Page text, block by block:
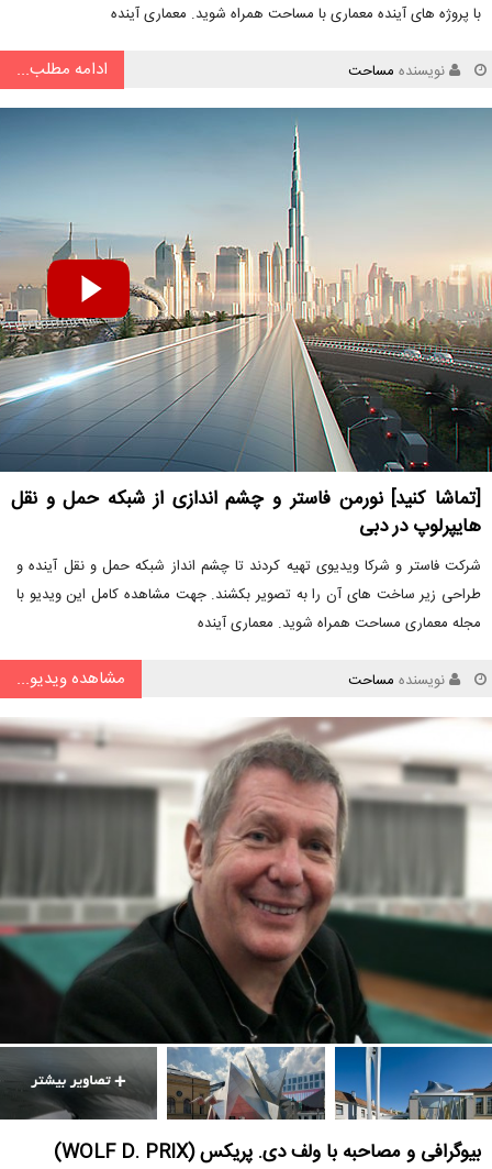
با پروژه های آینده معماری با مساحت همراه شوید. معماری آینده
نویسنده مساحت ادامه مطلب...
[تماشا کنید] نورمن فاستر و چشم اندازی از شبکه حمل و نقل
هایپرلوپ در دبی
شرکت فاستر و شرکا ویدیوی تهیه کردند تا چشم انداز شبکه حمل و نقل آینده و
طراحی زیر ساخت های آن را به تصویر بکشند. جهت مشاهده کامل این ویدیو با
مجله معماری مساحت همراه شوید. معماری آینده
نویسنده مساحت مشاهده ویدیو...
بیوگرافی و مصاحبه با ولف دی. پریکس (WOLF D. PRIX)